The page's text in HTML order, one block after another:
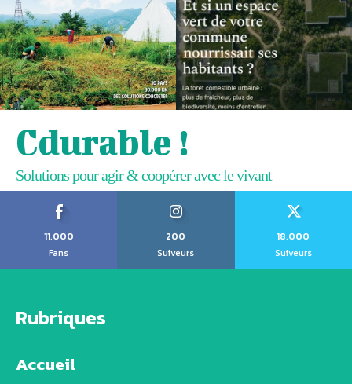
Cdurable !
Solutions pour agir & coopérer avec le vivant
11,000
Fans
200
Suiveurs
18,000
Suiveurs
Rubriques
Accueil